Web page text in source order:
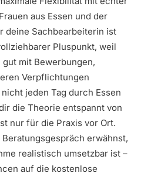
aus Essen und der
deine Sachbearbeiterin ist
Pluspunkt, weil
mit Bewerbungen,
Verpflichtungen
jeden Tag durch Essen
die Theorie entspannt von
nur für die Praxis vor Ort.
erwähnst,
realistisch umsetzbar ist –
auf die kostenlose